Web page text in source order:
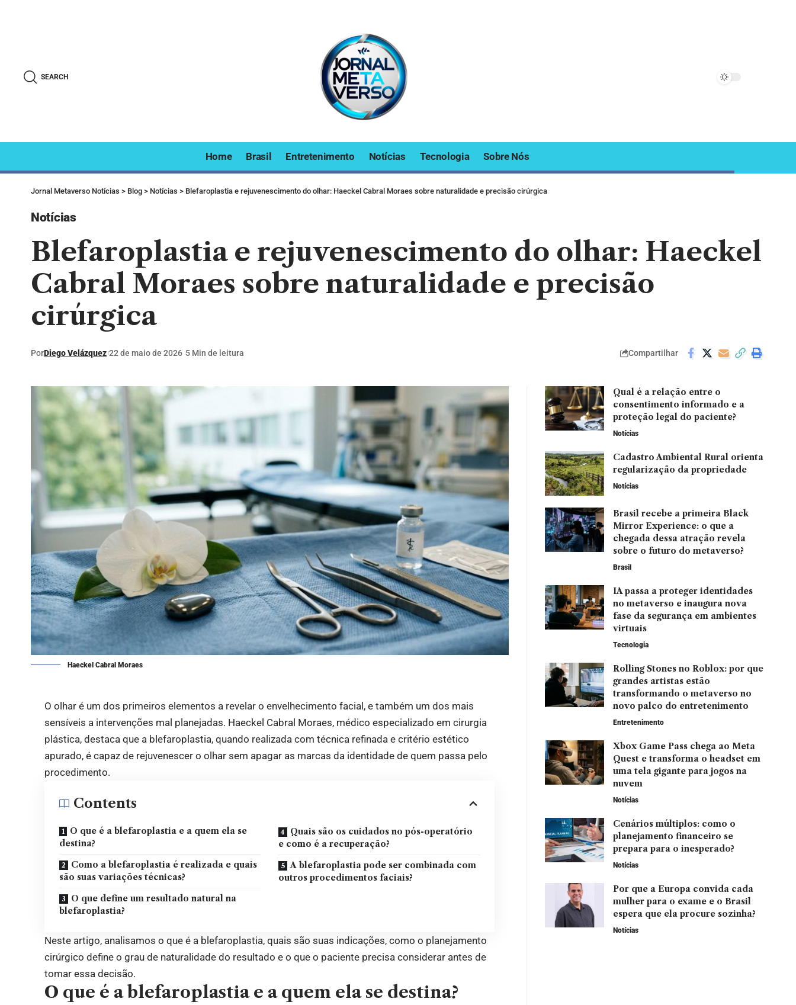
SEARCH
Home Brasil Entretenimento Notícias Tecnologia Sobre Nós
Jornal Metaverso Notícias > Blog > Notícias > Blefaroplastia e rejuvenescimento do olhar: Haeckel Cabral Moraes sobre naturalidade e precisão cirúrgica
Notícias
Blefaroplastia e rejuvenescimento do olhar: Haeckel
Cabral Moraes sobre naturalidade e precisão
cirúrgica
PorDiego Velázquez 22 de maio de 2026 5 Min de leitura Compartilhar
Haeckel Cabral Moraes
O olhar é um dos primeiros elementos a revelar o envelhecimento facial, e também um dos mais
sensíveis a intervenções mal planejadas. Haeckel Cabral Moraes, médico especializado em cirurgia
plástica, destaca que a blefaroplastia, quando realizada com técnica refinada e critério estético
apurado, é capaz de rejuvenescer o olhar sem apagar as marcas da identidade de quem passa pelo
procedimento.
Contents
O que é a blefaroplastia e a quem ela se
destina?
Como a blefaroplastia é realizada e quais
são suas variações técnicas?
O que define um resultado natural na
blefaroplastia?
Quais são os cuidados no pós-operatório
e como é a recuperação?
A blefaroplastia pode ser combinada com
outros procedimentos faciais?
Neste artigo, analisamos o que é a blefaroplastia, quais são suas indicações, como o planejamento
cirúrgico define o grau de naturalidade do resultado e o que o paciente precisa considerar antes de
tomar essa decisão.
O que é a blefaroplastia e a quem ela se destina?
Qual é a relação entre o
consentimento informado e a
proteção legal do paciente?
Notícias
Cadastro Ambiental Rural orienta
regularização da propriedade
Notícias
Brasil recebe a primeira Black
Mirror Experience: o que a
chegada dessa atração revela
sobre o futuro do metaverso?
Brasil
IA passa a proteger identidades
no metaverso e inaugura nova
fase da segurança em ambientes
virtuais
Tecnologia
Rolling Stones no Roblox: por que
grandes artistas estão
transformando o metaverso no
novo palco do entretenimento
Entretenimento
Xbox Game Pass chega ao Meta
Quest e transforma o headset em
uma tela gigante para jogos na
nuvem
Notícias
Cenários múltiplos: como o
planejamento financeiro se
prepara para o inesperado?
Notícias
Por que a Europa convida cada
mulher para o exame e o Brasil
espera que ela procure sozinha?
Notícias